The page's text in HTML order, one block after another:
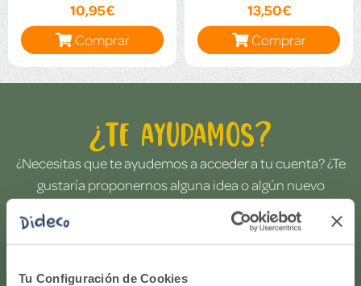
Tu Configuración de Cookies
10,95€
Comprar
13,50€
Comprar
¿Te ayudamos?
¿Necesitas que te ayudemos a acceder a tu cuenta? ¿Te
gustaría proponernos alguna idea o algún nuevo
producto? ¿Has realizado un pedido y quieres saber si
todo va viento en popa? Ponte en contacto con
nosotros.